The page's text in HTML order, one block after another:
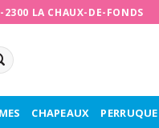
2300 LA CHAUX-DE-FONDS
CHAPEAUX